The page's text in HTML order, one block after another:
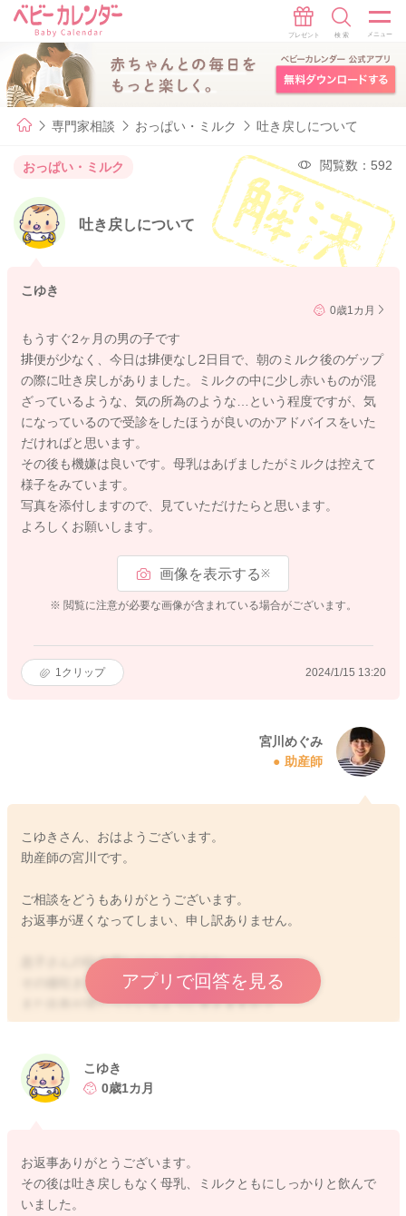
専門家相談 おっぱい・ミルク 吐き戻しについて
おっぱい・ミルク 閲覧数：592
吐き戻しについて
こゆき
0歳1カ月
もうすぐ2ヶ月の男の子です
排便が少なく、今日は排便なし2日目で、朝のミルク後のゲップ
の際に吐き戻しがありました。ミルクの中に少し赤いものが混
ざっているような、気の所為のような…という程度ですが、気
になっているので受診をしたほうが良いのかアドバイスをいた
だければと思います。
その後も機嫌は良いです。母乳はあげましたがミルクは控えて
様子をみています。
写真を添付しますので、見ていただけたらと思います。
よろしくお願いします。
画像を表示する※
※ 閲覧に注意が必要な画像が含まれている場合がございます。
1 クリップ 2024/1/15 13:20
宮川めぐみ
助産師
こゆきさん、おはようございます。
助産師の宮川です。
ご相談をどうもありがとうございます。
お返事が遅くなってしまい、申し訳ありません。
息子さんの吐き戻しについてですね。
その後吐き戻しは続いているでしょうか？
また出血が混じっているように見えますか？
乳首にお傷ができていることもないでしょうか？
鮮血が少し混じっているのかなと思いました。
古い出血ではないようなので、お口の中や乳首に出血がしてい
その後の吐き戻しで出血が混じるようなことがないようでした
ら、様子を見ていただいていいのかなと思います。
アプリで回答を見る
こゆき
0歳1カ月
お返事ありがとうございます。
その後は吐き戻しもなく母乳、ミルクともにしっかりと飲んで
いました。